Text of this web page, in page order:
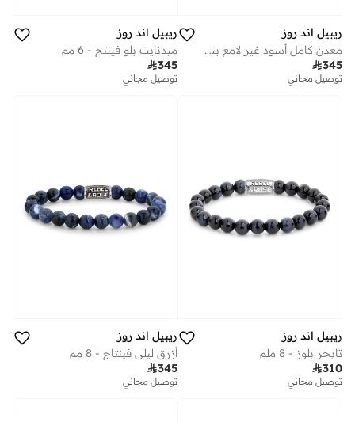
ريبيل اند روز
معدن كامل أسود غير لامع بنقشة متعرجة
345
توصيل مجاني
ريبيل اند روز
ميدنايت بلو فينتج - 6 مم
345
توصيل مجاني
ريبيل اند روز
تايجر بلوز - 8 ملم
310
توصيل مجاني
ريبيل اند روز
أزرق ليلي فينتاج - 8 مم
345
توصيل مجاني